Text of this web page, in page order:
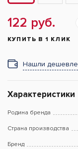
122 руб.
КУПИТЬ В 1 КЛИК
Нашли дешевле
Характеристики
Родина бренда
Страна производства
Бренд